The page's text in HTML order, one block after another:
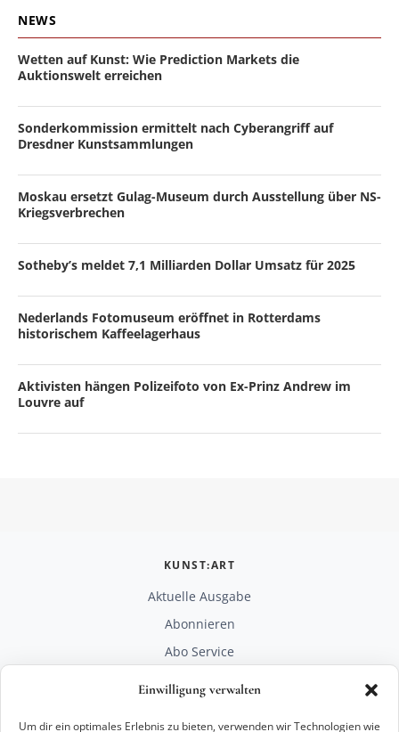
Einwilligung verwalten
Um dir ein optimales Erlebnis zu bieten, verwenden wir Technologien wie
NEWS
Wetten auf Kunst: Wie Prediction Markets die
Auktionswelt erreichen
Sonderkommission ermittelt nach Cyberangriff auf
Dresdner Kunstsammlungen
Moskau ersetzt Gulag-Museum durch Ausstellung über NS-
Kriegsverbrechen
Sotheby’s meldet 7,1 Milliarden Dollar Umsatz für 2025
Nederlands Fotomuseum eröffnet in Rotterdams
historischem Kaffeelagerhaus
Aktivisten hängen Polizeifoto von Ex-Prinz Andrew im
Louvre auf
KUNST:ART
Aktuelle Ausgabe
Abonnieren
Abo Service